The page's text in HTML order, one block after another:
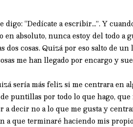
digo: “Dedícate a escribir…”. Y
en absoluto, nunca estoy del todo
dos cosas. Quizá por eso salto de
me han llegado por encargo y
sería más feliz si me centrara en
puntillas por todo lo que hago,
a decir no a lo que me gusta y
a que terminaré haciendo mis